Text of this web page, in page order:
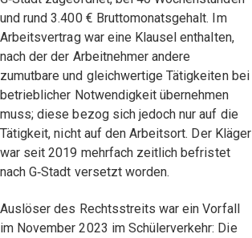
und rund 3.400 € Bruttomonatsgehalt. Im
Arbeitsvertrag war eine Klausel enthalten,
nach der der Arbeitnehmer andere
zumutbare und gleichwertige Tätigkeiten bei
betrieblicher Notwendigkeit übernehmen
muss; diese bezog sich jedoch nur auf die
Tätigkeit, nicht auf den Arbeitsort. Der Kläger
war seit 2019 mehrfach zeitlich befristet
nach G‑Stadt versetzt worden.
Auslöser des Rechtsstreits war ein Vorfall
im November 2023 im Schülerverkehr: Die